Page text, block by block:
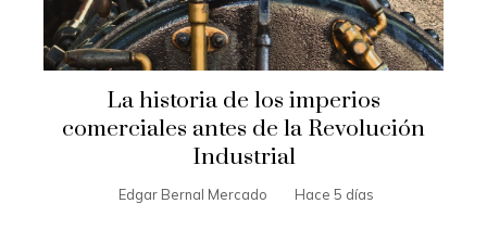
La historia de los imperios
comerciales antes de la Revolución
Industrial
Edgar Bernal Mercado Hace 5 días